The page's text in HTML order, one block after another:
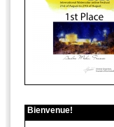
Bienvenue!